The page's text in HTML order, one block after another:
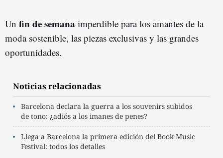
Un fin de semana imperdible para los amantes de la
moda sostenible, las piezas exclusivas y las grandes
oportunidades.
Noticias relacionadas
Barcelona declara la guerra a los souvenirs subidos
de tono: ¿adiós a los imanes de penes?
Llega a Barcelona la primera edición del Book Music
Festival: todos los detalles